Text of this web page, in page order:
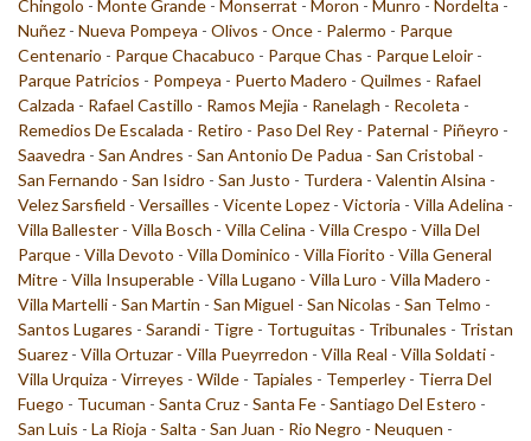
Chingolo - Monte Grande - Monserrat - Moron - Munro - Nordelta -
Nuñez - Nueva Pompeya - Olivos - Once - Palermo - Parque
Centenario - Parque Chacabuco - Parque Chas - Parque Leloir -
Parque Patricios - Pompeya - Puerto Madero - Quilmes - Rafael
Calzada - Rafael Castillo - Ramos Mejia - Ranelagh - Recoleta -
Remedios De Escalada - Retiro - Paso Del Rey - Paternal - Piñeyro -
Saavedra - San Andres - San Antonio De Padua - San Cristobal -
San Fernando - San Isidro - San Justo - Turdera - Valentin Alsina -
Velez Sarsfield - Versailles - Vicente Lopez - Victoria - Villa Adelina -
Villa Ballester - Villa Bosch - Villa Celina - Villa Crespo - Villa Del
Parque - Villa Devoto - Villa Dominico - Villa Fiorito - Villa General
Mitre - Villa Insuperable - Villa Lugano - Villa Luro - Villa Madero -
Villa Martelli - San Martin - San Miguel - San Nicolas - San Telmo -
Santos Lugares - Sarandi - Tigre - Tortuguitas - Tribunales - Tristan
Suarez - Villa Ortuzar - Villa Pueyrredon - Villa Real - Villa Soldati -
Villa Urquiza - Virreyes - Wilde - Tapiales - Temperley - Tierra Del
Fuego - Tucuman - Santa Cruz - Santa Fe - Santiago Del Estero -
San Luis - La Rioja - Salta - San Juan - Rio Negro - Neuquen -